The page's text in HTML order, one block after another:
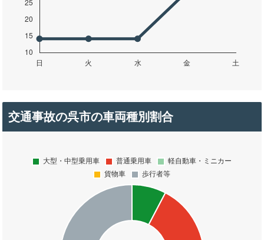
交通事故の呉市の車両種別割合